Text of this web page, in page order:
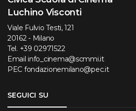
Luchino Visconti
Viale Fulvio Testi, 121
20162 - Milano
Tel. +39 02971522
Email info_cinema@scmmi.it
PEC fondazionemilano@pec.it
SEGUICI SU